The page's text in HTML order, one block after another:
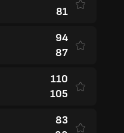
81
94
87
110
105
83